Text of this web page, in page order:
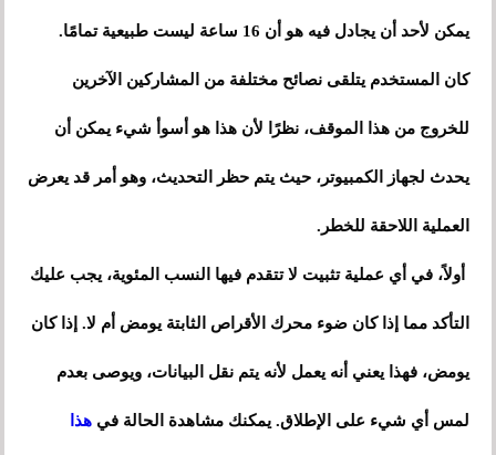
يمكن لأحد أن يجادل فيه هو أن 16 ساعة ليست طبيعية تمامًا.
كان المستخدم يتلقى نصائح مختلفة من المشاركين الآخرين
للخروج من هذا الموقف، نظرًا لأن هذا هو أسوأ شيء يمكن أن
يحدث لجهاز الكمبيوتر، حيث يتم حظر التحديث، وهو أمر قد يعرض
العملية اللاحقة للخطر.
أولاً، في أي عملية تثبيت لا تتقدم فيها النسب المئوية، يجب عليك
التأكد مما إذا كان ضوء محرك الأقراص الثابتة يومض أم لا. إذا كان
يومض، فهذا يعني أنه يعمل لأنه يتم نقل البيانات، ويوصى بعدم
لمس أي شيء على الإطلاق. يمكنك مشاهدة الحالة فيهذا